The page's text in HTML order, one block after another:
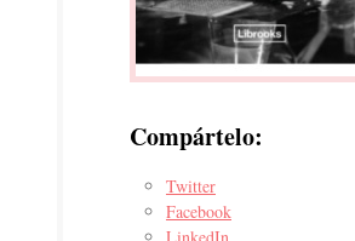
Compártelo:
Twitter
Facebook